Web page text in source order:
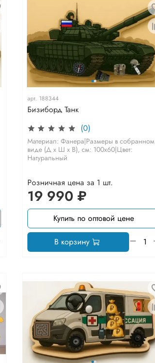
арт. 188344
Бизиборд Танк
(0)
Материал: Фанера|Размеры в собранном
виде (Д х Ш х В), см: 100х60|Цвет:
Натуральный
Розничная цена за 1 шт.
19 990 ₽
Купить по оптовой цене
В корзину